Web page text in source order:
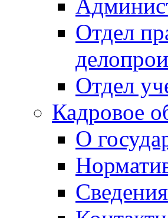
Отдел
Отдел
Кадровое
О